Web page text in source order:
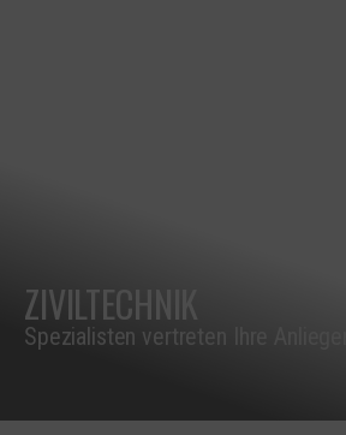
ZIVILTECHNIK
Spezialisten vertreten Ihre Anliegen!